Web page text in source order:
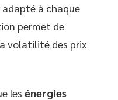
adapté à chaque
permet de
volatilité des prix
les énergies